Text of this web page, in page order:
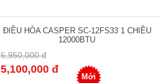
ĐIỀU HÒA CASPER SC-12FS33 1 CHIỀU
12000BTU
6,950,000 đ
5,100,000 đ
Mới